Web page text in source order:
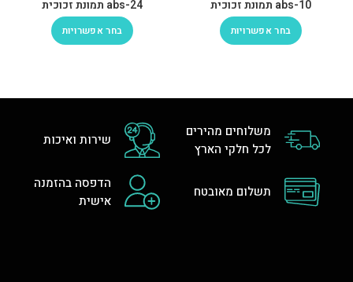
abs-10 תמונת זכוכית
בחר אפשרויות
abs-24 תמונת זכוכית
בחר אפשרויות
משלוחים מהירים
לכל חלקי הארץ
שירות ואיכות
תשלום מאובטח
הדפסה בהזמנה
אישית